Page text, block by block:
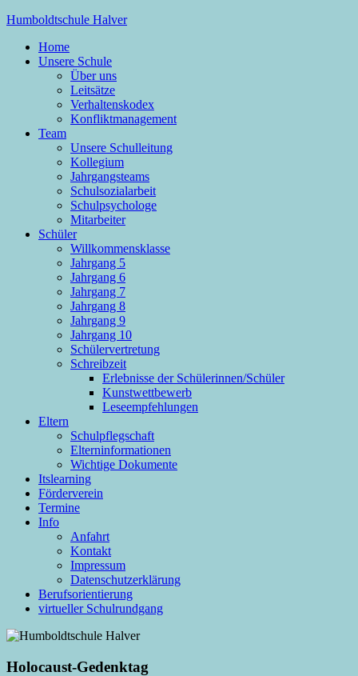
Zum
springen
Humboldtschule Halver
Sekundarschule der Stadt Halver
Home
Unsere Schule
Über uns
Leitsätze
Verhaltenskodex
Konfliktmanagement
Team
Unsere Schulleitung
Kollegium
Jahrgangsteams
Schulsozialarbeit
Schulpsychologe
Mitarbeiter
Schüler
Willkommensklasse
Jahrgang 5
Jahrgang 6
Jahrgang 7
Jahrgang 8
Jahrgang 9
Jahrgang 10
Schülervertretung
Schreibzeit
Erlebnisse der Schülerinnen/Schüler
Kunstwettbewerb
Leseempfehlungen
Eltern
Schulpflegschaft
Elterninformationen
Wichtige Dokumente
Itslearning
Förderverein
Termine
Info
Anfahrt
Kontakt
Impressum
Datenschutzerklärung
Berufsorientierung
virtueller Schulrundgang
Holocaust-Gedenktag